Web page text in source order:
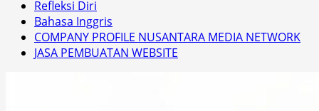
Refleksi Diri
Bahasa Inggris
COMPANY PROFILE NUSANTARA MEDIA NETWORK
JASA PEMBUATAN WEBSITE